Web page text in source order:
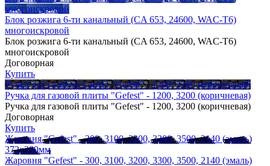
многоискровой
Блок розжига 6-ти канальный (CA 653, 24600, WAC-T6)
многоискровой
Блок розжига 6-ти канальный (CA 653, 24600, WAC-T6)
многоискровой
Договорная
Купить
Ручка для газовой плиты "Gefest" - 1200, 3200 (коричневая)
Ручка для газовой плиты "Gefest" - 1200, 3200 (коричневая)
Ручка для газовой плиты "Gefest" - 1200, 3200 (коричневая)
Договорная
Купить
Жаровня "Gefest" - 300, 3100, 3200, 3300, 3500, 2140 (эмаль)
372х380мм
Жаровня "Gefest" - 300, 3100, 3200, 3300, 3500, 2140 (эмаль)